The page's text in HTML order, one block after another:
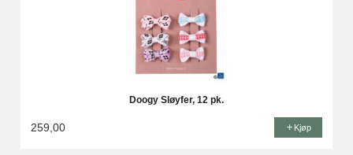
Doogy Sløyfer, 12 pk.
259,00 Kjøp